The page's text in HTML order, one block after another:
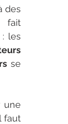
des
fait
se
faut